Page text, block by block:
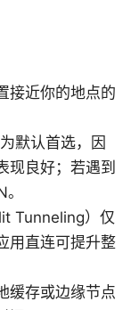
接近你的地点的
默认首选，因
现良好；若遇到
Tunneling）仅
用直连可提升整
缓存或边缘节点